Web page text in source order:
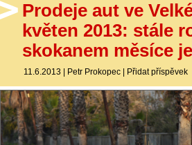
Prodeje aut ve
květen 2013: stále
skokanem měsíce
11.6.2013 | Petr Prokopec | Přidat příspěvek